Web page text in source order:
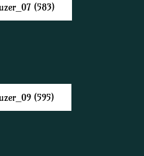
(583)
(595)